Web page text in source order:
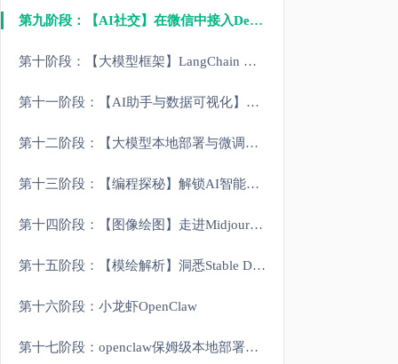
第九阶段：【AI社交】在微信中接入DeepSeek打造AI女友
第十阶段：【大模型框架】LangChain 与 基于RAG构建医疗问答系统
第十一阶段：【AI助手与数据可视化】Assistants 与 Streamlit
第十二阶段：【大模型本地部署与微调】训练属于你的Deepseek
第十三阶段：【编程探秘】解锁AI智能编程工具奥秘
第十四阶段：【图像绘图】走进Midjourney图像AI绘图世界
第十五阶段：【模绘解析】洞悉Stable Diffusion（自选模型）AI绘图原理
第十六阶段：小龙虾OpenClaw
第十七阶段：openclaw保姆级本地部署&云部署&编写skills